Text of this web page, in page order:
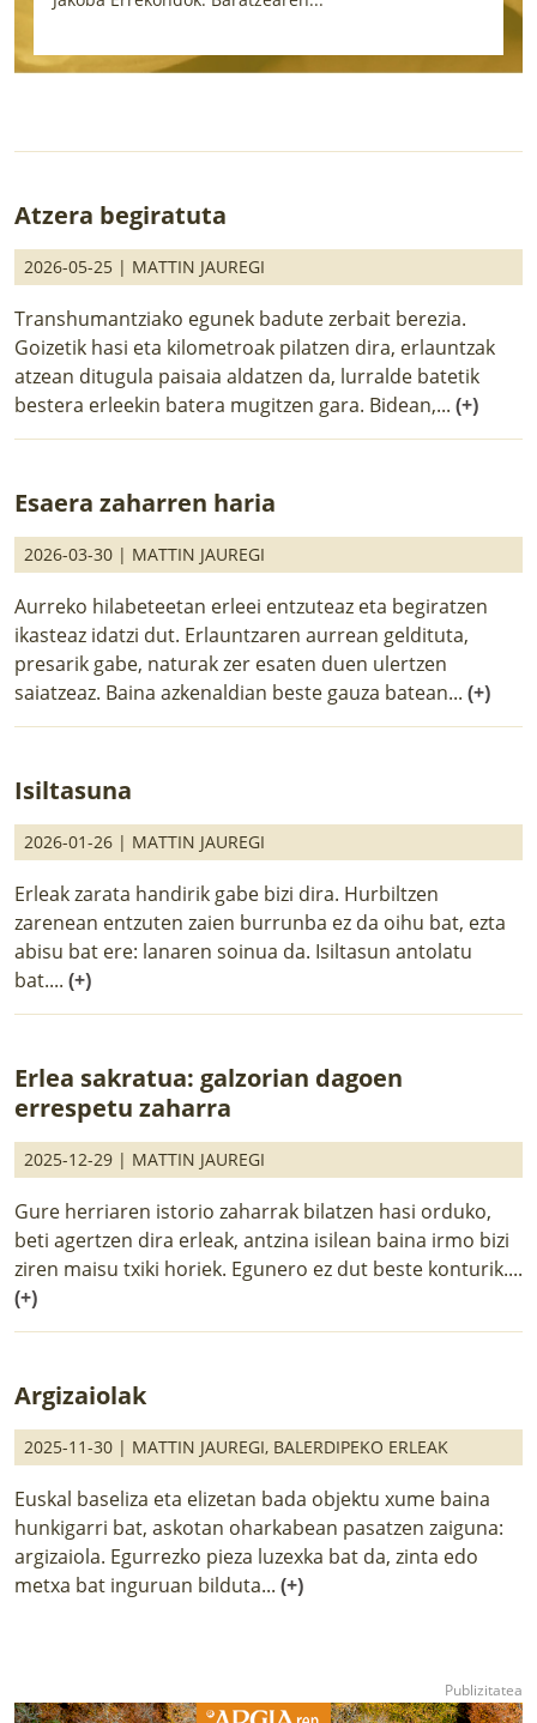
Atzera begiratuta
2026-05-25 | MATTIN JAUREGI
Transhumantziako egunek badute zerbait berezia.
Goizetik hasi eta kilometroak pilatzen dira, erlauntzak
atzean ditugula paisaia aldatzen da, lurralde batetik
bestera erleekin batera mugitzen gara. Bidean,... (+)
Esaera zaharren haria
2026-03-30 | MATTIN JAUREGI
Aurreko hilabeteetan erleei entzuteaz eta begiratzen
ikasteaz idatzi dut. Erlauntzaren aurrean geldituta,
presarik gabe, naturak zer esaten duen ulertzen
saiatzeaz. Baina azkenaldian beste gauza batean... (+)
Isiltasuna
2026-01-26 | MATTIN JAUREGI
Erleak zarata handirik gabe bizi dira. Hurbiltzen
zarenean entzuten zaien burrunba ez da oihu bat, ezta
abisu bat ere: lanaren soinua da. Isiltasun antolatu
bat.... (+)
Erlea sakratua: galzorian dagoen
errespetu zaharra
2025-12-29 | MATTIN JAUREGI
Gure herriaren istorio zaharrak bilatzen hasi orduko,
beti agertzen dira erleak, antzina isilean baina irmo bizi
ziren maisu txiki horiek. Egunero ez dut beste konturik....
(+)
Argizaiolak
2025-11-30 | MATTIN JAUREGI, BALERDIPEKO ERLEAK
Euskal baseliza eta elizetan bada objektu xume baina
hunkigarri bat, askotan oharkabean pasatzen zaiguna:
argizaiola. Egurrezko pieza luzexka bat da, zinta edo
metxa bat inguruan bilduta... (+)